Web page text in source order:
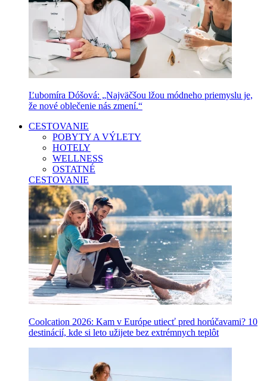
Ľubomíra Dóšová: „Najväčšou lžou módneho priemyslu je,
že nové oblečenie nás zmení.“
CESTOVANIE
POBYTY A VÝLETY
HOTELY
WELLNESS
OSTATNÉ
CESTOVANIE
Coolcation 2026: Kam v Európe utiecť pred horúčavami? 10
destinácií, kde si leto užijete bez extrémnych teplôt